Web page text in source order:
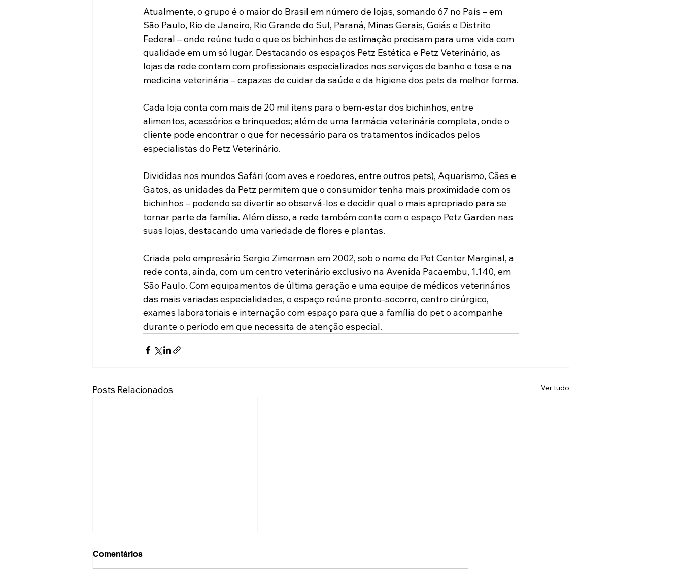
Atualmente, o grupo é o maior do Brasil em número de lojas, somando 67 no País – em
São Paulo, Rio de Janeiro, Rio Grande do Sul, Paraná, Minas Gerais, Goiás e Distrito
Federal – onde reúne tudo o que os bichinhos de estimação precisam para uma vida com
qualidade em um só lugar. Destacando os espaços Petz Estética e Petz Veterinário, as
lojas da rede contam com profissionais especializados nos serviços de banho e tosa e na
medicina veterinária – capazes de cuidar da saúde e da higiene dos pets da melhor forma.
Cada loja conta com mais de 20 mil itens para o bem-estar dos bichinhos, entre
alimentos, acessórios e brinquedos; além de uma farmácia veterinária completa, onde o
cliente pode encontrar o que for necessário para os tratamentos indicados pelos
especialistas do Petz Veterinário.
Divididas nos mundos Safári (com aves e roedores, entre outros pets), Aquarismo, Cães e
Gatos, as unidades da Petz permitem que o consumidor tenha mais proximidade com os
bichinhos – podendo se divertir ao observá-los e decidir qual o mais apropriado para se
tornar parte da família. Além disso, a rede também conta com o espaço Petz Garden nas
suas lojas, destacando uma variedade de flores e plantas.
Criada pelo empresário Sergio Zimerman em 2002, sob o nome de Pet Center Marginal, a
rede conta, ainda, com um centro veterinário exclusivo na Avenida Pacaembu, 1.140, em
São Paulo. Com equipamentos de última geração e uma equipe de médicos veterinários
das mais variadas especialidades, o espaço reúne pronto-socorro, centro cirúrgico,
exames laboratoriais e internação com espaço para que a família do pet o acompanhe
durante o período em que necessita de atenção especial.
Posts Relacionados Ver tudo
Comentários